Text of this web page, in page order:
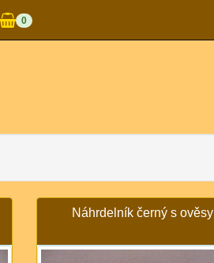
0
Náhrdelník černý s ověsy